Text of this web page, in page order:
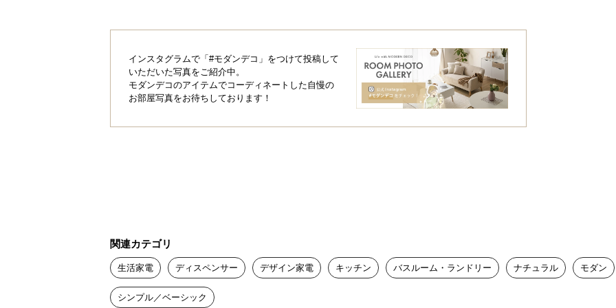
ます。
インスタグラムで「#モダンデコ」をつけて投稿して
いただいた写真をご紹介中。
モダンデコのアイテムでコーディネートした自慢の
お部屋写真をお待ちしております！
関連カテゴリ
生活家電 ディスペンサー デザイン家電 キッチン バスルーム・ランドリー ナチュラル モダン
シンプル／ベーシック